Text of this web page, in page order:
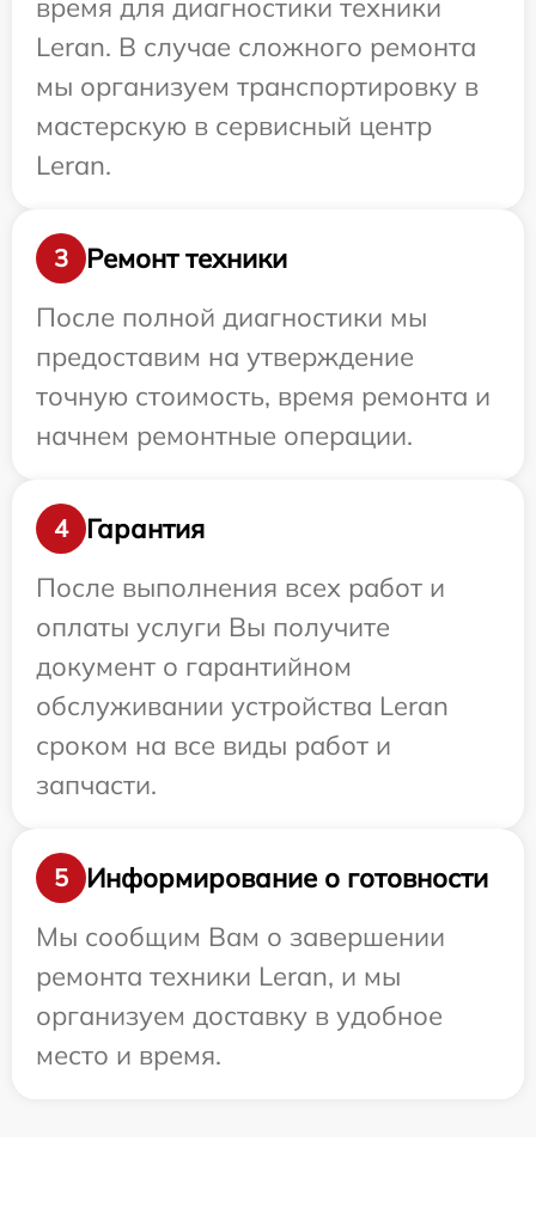
время для диагностики техники
Leran. В случае сложного ремонта
мы организуем транспортировку в
мастерскую в сервисный центр
Leran.
3
Ремонт техники
После полной диагностики мы
предоставим на утверждение
точную стоимость, время ремонта и
начнем ремонтные операции.
4
Гарантия
После выполнения всех работ и
оплаты услуги Вы получите
документ о гарантийном
обслуживании устройства Leran
сроком на все виды работ и
запчасти.
5
Информирование о готовности
Мы сообщим Вам о завершении
ремонта техники Leran, и мы
организуем доставку в удобное
место и время.